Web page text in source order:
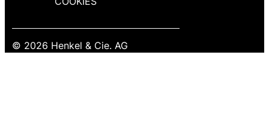
© 2026 Henkel & Cie. AG